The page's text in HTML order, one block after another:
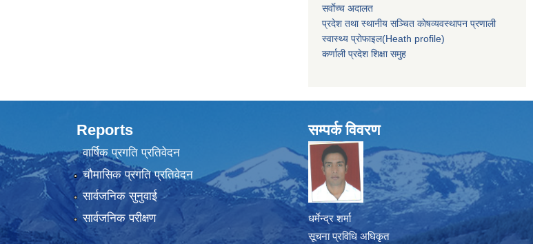
सर्वाेच्च अदालत
प्रदेश तथा स्थानीय सञ्चित काेषव्यवस्थापन प्रणाली
स्वास्थ्य प्राेफाइल(Heath profile)
कर्णाली प्रदेश शिक्षा समुह
Reports
वार्षिक प्रगति प्रतिवेदन
चौमासिक प्रगति प्रतिवेदन
सार्वजनिक सुनुवाई
सार्वजनिक परीक्षण
सम्पर्क विवरण
धर्मेन्द्र शर्मा
सूचना प्रविधि अधिकृत